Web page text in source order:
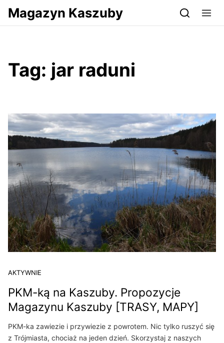
Przejdź do serwisu magazynkaszuby.pl
Magazyn Kaszuby
Tag: jar raduni
AKTYWNIE
PKM-ką na Kaszuby. Propozycje
Magazynu Kaszuby [TRASY, MAPY]
PKM-ka zawiezie i przywiezie z powrotem. Nic tylko ruszyć się
z Trójmiasta, chociaż na jeden dzień. Skorzystaj z naszych